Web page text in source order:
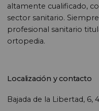
altamente cualificado,
sector sanitario.
profesional sanitario
ortopedia.
Localización y contacto
Bajada de la Libertad, 6,